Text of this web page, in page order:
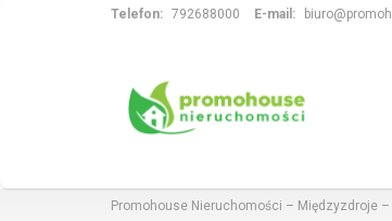
Telefon: 792688000 E-mail:
Promohouse Nieruchomości – Międzyzdroje